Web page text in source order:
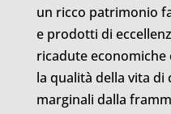
un ricco patrimonio
e prodotti di
ricadute
la qualità della vita
marginali dalla